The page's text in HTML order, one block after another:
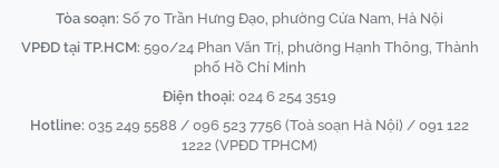
Tòa soạn: Số 70 Trần Hưng Đạo, phường Cửa Nam, Hà Nội
VPĐD tại TP.HCM: 590/24 Phan Văn Trị, phường Hạnh Thông, Thành
phố Hồ Chí Minh
Điện thoại: 024 6 254 3519
Hotline: 035 249 5588 / 096 523 7756 (Toà soạn Hà Nội) / 091 122
1222 (VPĐD TPHCM)